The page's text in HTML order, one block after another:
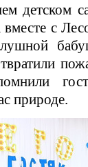
детском
вместе с
природе.